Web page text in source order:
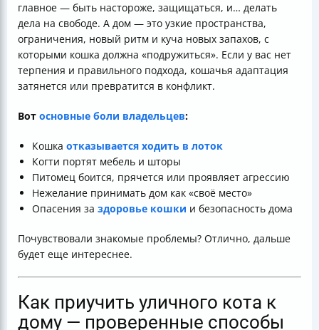
главное — быть настороже, защищаться, и… делать
дела на свободе. А дом — это узкие пространства,
ограничения, новый ритм и куча новых запахов, с
которыми кошка должна «подружиться». Если у вас нет
терпения и правильного подхода, кошачья адаптация
затянется или превратится в конфликт.
Вот основные боли владельцев:
Кошка отказывается ходить в лоток
Когти портят мебель и шторы
Питомец боится, прячется или проявляет агрессию
Нежелание принимать дом как «своё место»
Опасения за здоровье кошки и безопасность дома
Почувствовали знакомые проблемы? Отлично, дальше
будет еще интереснее.
Как приучить уличного кота к
дому — проверенные способы